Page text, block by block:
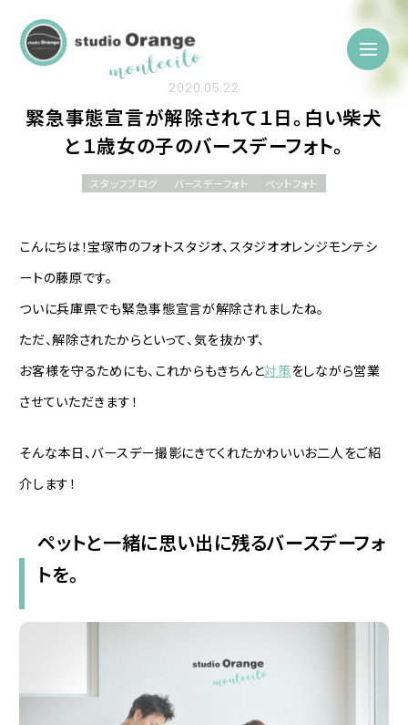
2020.05.22
緊急事態宣言が解除されて１日。白い柴犬
と１歳女の子のバースデーフォト。
スタッフブログ バースデーフォト ペットフォト
こんにちは！宝塚市のフォトスタジオ、スタジオオレンジモンテシ
ートの藤原です。
ついに兵庫県でも緊急事態宣言が解除されましたね。
ただ、解除されたからといって、気を抜かず、
お客様を守るためにも、これからもきちんと対策をしながら営業
させていただきます！
そんな本日、バースデー撮影にきてくれたかわいいお二人をご紹
介します！
ペットと一緒に思い出に残るバースデーフォ
トを。